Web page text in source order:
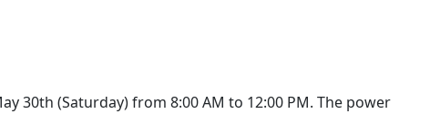
30th (Saturday) from 8:00 AM to 12:00 PM. The power